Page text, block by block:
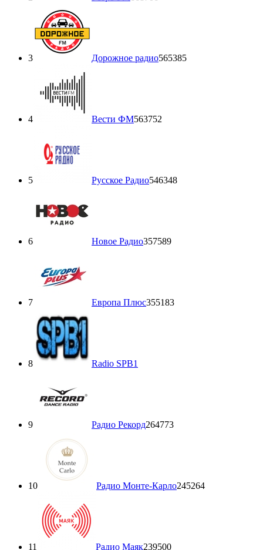
3 Дорожное радио565385
4 Вести ФМ563752
5 Русское Радио546348
6 Новое Радио357589
7 Европа Плюс355183
8 Radio SPB1
9 Радио Рекорд264773
10 Радио Монте-Карло245264
11 Радио Маяк239500